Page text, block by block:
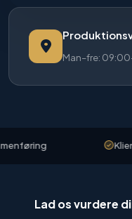
Man–fre:
Klient
Lad os vurdere